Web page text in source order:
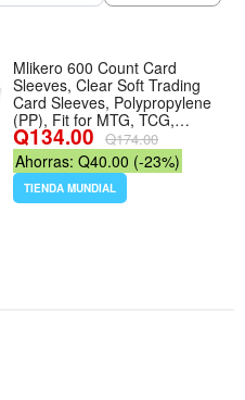
Mlikero 600 Count Card
Sleeves, Clear Soft Trading
Card Sleeves, Polypropylene
(PP), Fit for MTG, TCG,
Baseball, Football, Game
Cards - Número de unidades
600
Q134.00 Q174.00
Ahorras: Q40.00 (-23%)
TIENDA MUNDIAL